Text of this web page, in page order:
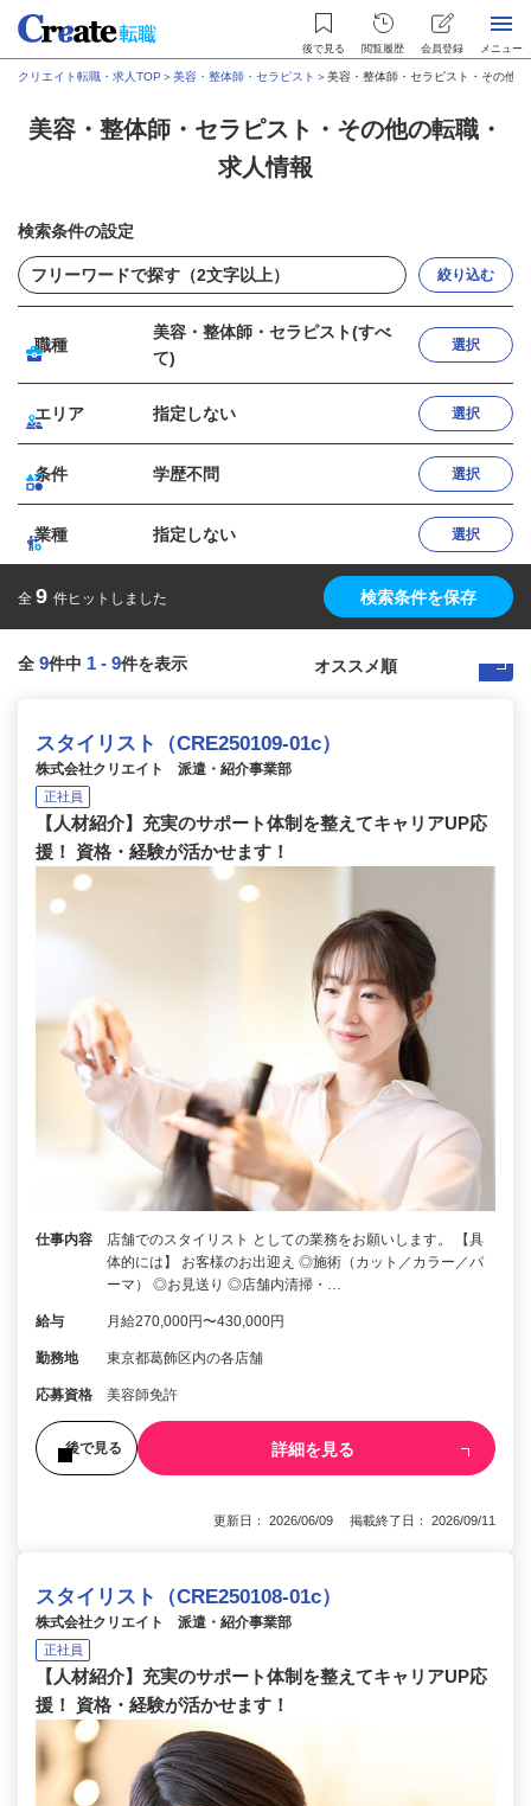
後で見る 閲覧履歴 会員登録 メニュー
クリエイト転職・求人TOP ＞美容・整体師・セラピスト ＞美容・整体師・セラピスト・その他
美容・整体師・セラピスト・その他の転職・
求人情報
検索条件の設定
絞り込む
職種
美容・整体師・セラピスト(すべ
て)
選択
エリア 指定しない 選択
条件 学歴不問 選択
業種 指定しない 選択
全 9 件ヒットしました 検索条件を保存
全 9件中 1 - 9件を表示
スタイリスト（CRE250109-01c）
株式会社クリエイト 派遣・紹介事業部
正社員
【人材紹介】充実のサポート体制を整えてキャリアUP応
援！ 資格・経験が活かせます！
仕事内容
店舗でのスタイリスト としての業務をお願いします。 【具
体的には】 お客様のお出迎え ◎施術（カット／カラー／パ
ーマ） ◎お見送り ◎店舗内清掃・…
給与 月給270,000円〜430,000円
勤務地 東京都葛飾区内の各店舗
応募資格 美容師免許
後で見る 詳細を見る
更新日： 2026/06/09 掲載終了日： 2026/09/11
スタイリスト（CRE250108-01c）
株式会社クリエイト 派遣・紹介事業部
正社員
【人材紹介】充実のサポート体制を整えてキャリアUP応
援！ 資格・経験が活かせます！